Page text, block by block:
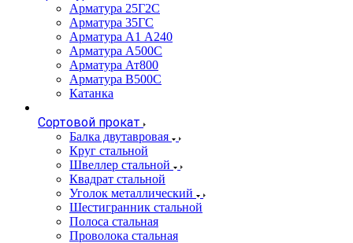
Арматура 25Г2С
Арматура 35ГС
Арматура А1 А240
Арматура А500С
Арматура Ат800
Арматура В500С
Катанка
Сортовой прокат
Балка двутавровая
Круг стальной
Швеллер стальной
Квадрат стальной
Уголок металлический
Шестигранник стальной
Полоса стальная
Проволока стальная